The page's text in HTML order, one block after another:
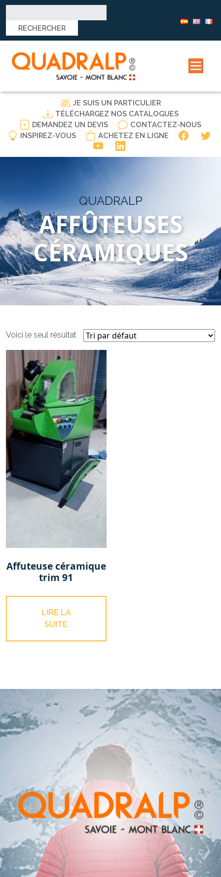
JE SUIS UN PARTICULIER
TÉLÉCHARGEZ NOS CATALOGUES
DEMANDEZ UN DEVIS
CONTACTEZ-NOUS
INSPIREZ-VOUS
ACHETEZ EN LIGNE
QUADRALP
AFFÛTEUSES
CÉRAMIQUES
Voici le seul résultat
Affuteuse céramique
trim 91
LIRE LA
SUITE